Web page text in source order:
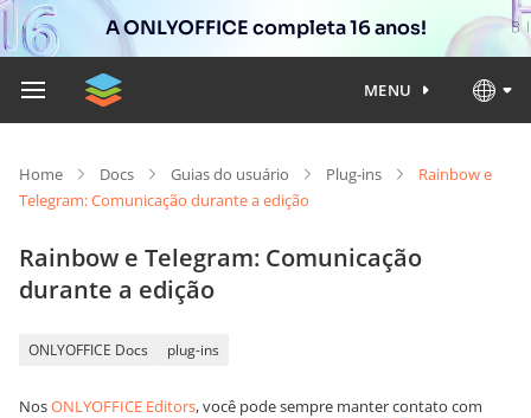
A ONLYOFFICE completa 16 anos!
MENU
Home Docs Guias do usuário Plug-ins
Rainbow e
Telegram: Comunicação durante a edição
Rainbow e Telegram: Comunicação
durante a edição
ONLYOFFICE Docs plug-ins
NosONLYOFFICE Editors, você pode sempre manter contato com